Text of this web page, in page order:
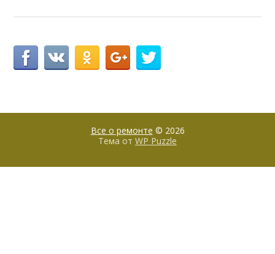
Все о ремонте © 2026
Тема от WP Puzzle